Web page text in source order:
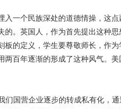
一个民族深处的道德情操，这
。英国人，作为首先提出这种
的定义，学生要尊敬师长，作
百年逐渐的形成了这种风气。
们国营企业逐步的转成私有化，